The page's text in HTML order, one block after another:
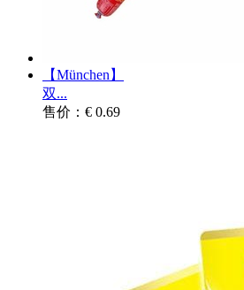
【München】
双...
售价：€ 0.69